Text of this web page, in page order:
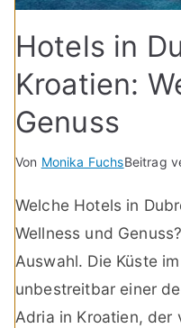
Hotels in
Kroatien:
Genuss
Von Monika FuchsBeitrag
Welche Hotels in
Wellness und
Auswahl. Die Küste
unbestreitbar einer
Adria in Kroatien, der